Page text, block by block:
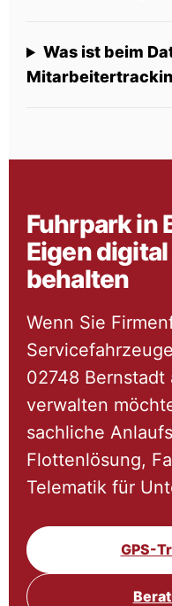
Was ist beim
Fuhrpark in
Eigen
behalten
Wenn Sie
02748
verwalten
sachliche
Flottenlösung,
Telematik für
GPS-